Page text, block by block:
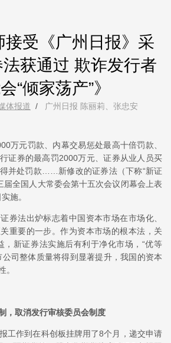
接受《广州日报》采
获通过 欺诈发行者
“倾家荡产”》
体报道 / 广州日报 陈丽莉、张忠安
万元罚款、内幕交易惩处最高十倍罚款、
证券的最高罚2000万元、证券从业人员买
并处罚款……新修改的证券法（下称“新证
届全国人大常委会第十五次会议闭幕会上表
施。
券法出炉标志着中国资本市场在市场化、
重要的一步。作为资本市场的根本法，关
，新证券法实施后有利于净化市场，“优等
公司整体质量将得到显著提升，我国的资本
。
，取消发行审核委员会制度
工作到在科创板挂牌用了8个月，递交申请